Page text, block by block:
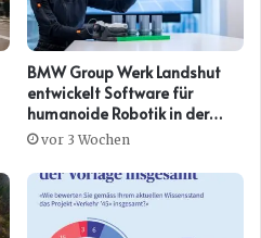
BMW Group Werk Landshut
entwickelt Software für
humanoide Robotik in der
Komponentenfertigung.
vor 3 Wochen